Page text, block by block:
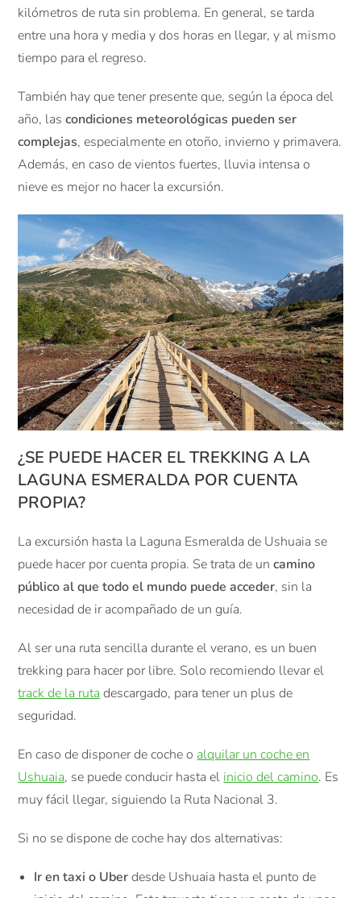
kilómetros de ruta sin problema. En general, se tarda
entre una hora y media y dos horas en llegar, y al mismo
tiempo para el regreso.
También hay que tener presente que, según la época del
año, lascondiciones meteorológicas pueden ser
complejas, especialmente en otoño, invierno y primavera.
Además, en caso de vientos fuertes, lluvia intensa o
nieve es mejor no hacer la excursión.
¿SE PUEDE HACER EL TREKKING A LA
LAGUNA ESMERALDA POR CUENTA
PROPIA?
La excursión hasta la Laguna Esmeralda de Ushuaia se
puede hacer por cuenta propia. Se trata de uncamino
público al que todo el mundo puede acceder, sin la
necesidad de ir acompañado de un guía.
Al ser una ruta sencilla durante el verano, es un buen
trekking para hacer por libre. Solo recomiendo llevar el
track de la rutadescargado, para tener un plus de
seguridad.
En caso de disponer de coche oalquilar un coche en
Ushuaia, se puede conducir hasta elinicio del camino. Es
muy fácil llegar, siguiendo la Ruta Nacional 3.
Si no se dispone de coche hay dos alternativas:
Ir en taxi o Uberdesde Ushuaia hasta el punto de